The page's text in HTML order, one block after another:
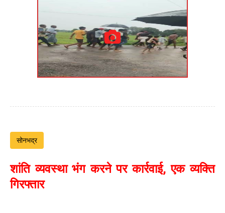
सोनभद्र
शांति व्यवस्था भंग करने पर कार्रवाई, एक व्यक्ति
गिरफ्तार